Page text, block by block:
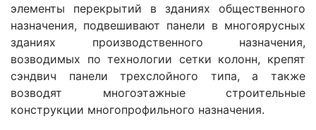
элементы перекрытий в зданиях общественного
назначения, подвешивают панели в многоярусных
зданиях производственного назначения,
возводимых по технологии сетки колонн, крепят
сэндвич панели трехслойного типа, а также
возводят многоэтажные строительные
конструкции многопрофильного назначения.